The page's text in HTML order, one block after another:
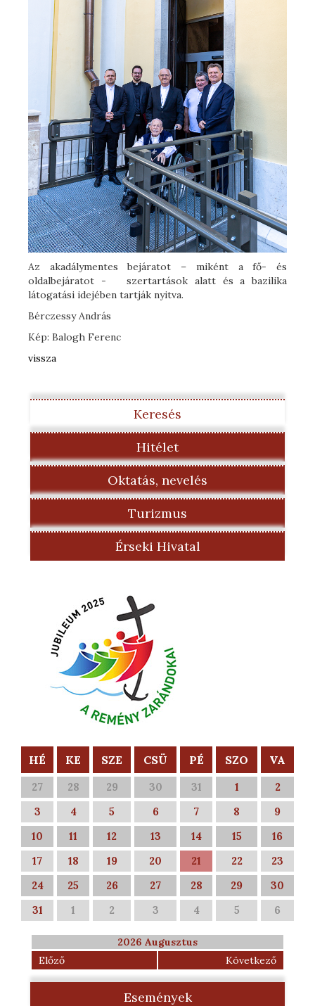
Az akadálymentes bejáratot – miként a fő- és
oldalbejáratot - szertartások alatt és a bazilika
látogatási idejében tartják nyitva.
Bérczessy András
Kép: Balogh Ferenc
vissza
Keresés
Hitélet
Oktatás, nevelés
Turizmus
Érseki Hivatal
HÉ KE SZE CSÜ PÉ SZO VA
27 28 29 30 31 1
2
3
4 5 6 7 8
9
10
11 12 13 14 15
16
17
18 19 20 21 22
23
24
25 26 27 28 29
30
31
1 2 3 4 5 6
2026 Augusztus
Előző
Következő
Események